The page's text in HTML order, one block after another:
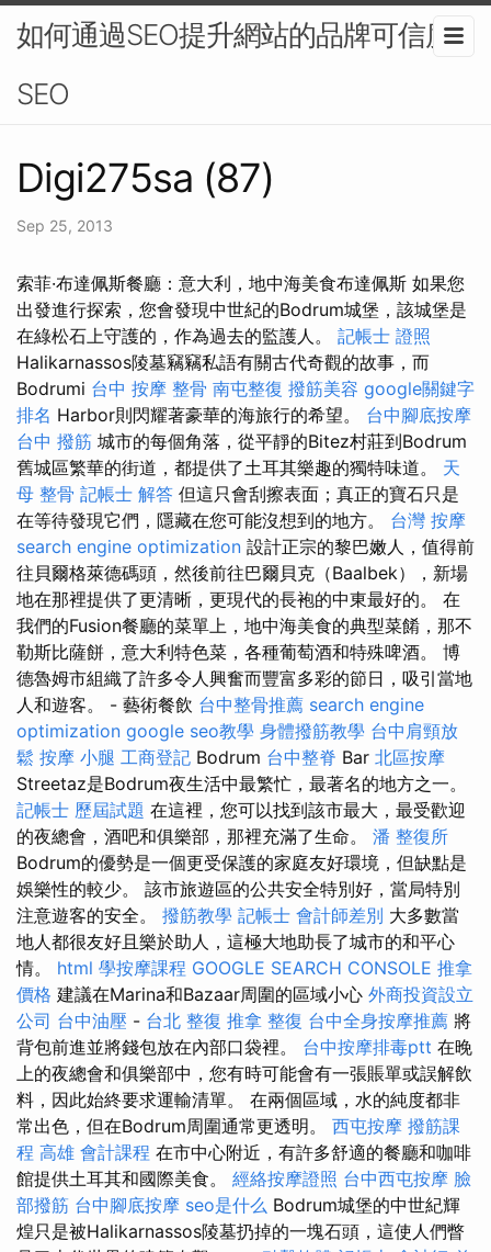
如何通過SEO提升網站的品牌可信度-
SEO
Digi275sa (87)
Sep 25, 2013
索菲·布達佩斯餐廳：意大利，地中海美食布達佩斯 如果您
出發進行探索，您會發現中世紀的Bodrum城堡，該城堡是
在綠松石上守護的，作為過去的監護人。 記帳士 證照
Halikarnassos陵墓竊竊私語有關古代奇觀的故事，而
Bodrumi 台中 按摩 整骨 南屯整復 撥筋美容 google關鍵字
排名 Harbor則閃耀著豪華的海旅行的希望。 台中腳底按摩
台中 撥筋 城市的每個角落，從平靜的Bitez村莊到Bodrum
舊城區繁華的街道，都提供了土耳其樂趣的獨特味道。 天
母 整骨 記帳士 解答 但這只會刮擦表面；真正的寶石只是
在等待發現它們，隱藏在您可能沒想到的地方。 台灣 按摩
search engine optimization 設計正宗的黎巴嫩人，值得前
往貝爾格萊德碼頭，然後前往巴爾貝克（Baalbek），新場
地在那裡提供了更清晰，更現代的長袍的中東最好的。 在
我們的Fusion餐廳的菜單上，地中海美食的典型菜餚，那不
勒斯比薩餅，意大利特色菜，各種葡萄酒和特殊啤酒。 博
德魯姆市組織了許多令人興奮而豐富多彩的節日，吸引當地
人和遊客。 - 藝術餐飲 台中整骨推薦 search engine
optimization google seo教學 身體撥筋教學 台中肩頸放
鬆 按摩 小腿 工商登記 Bodrum 台中整脊 Bar 北區按摩
Streetaz是Bodrum夜生活中最繁忙，最著名的地方之一。
記帳士 歷屆試題 在這裡，您可以找到該市最大，最受歡迎
的夜總會，酒吧和俱樂部，那裡充滿了生命。 潘 整復所
Bodrum的優勢是一個更受保護的家庭友好環境，但缺點是
娛樂性的較少。 該市旅遊區的公共安全特別好，當局特別
注意遊客的安全。 撥筋教學 記帳士 會計師差別 大多數當
地人都很友好且樂於助人，這極大地助長了城市的和平心
情。 html 學按摩課程 GOOGLE SEARCH CONSOLE 推拿
價格 建議在Marina和Bazaar周圍的區域小心 外商投資設立
公司 台中油壓 - 台北 整復 推拿 整復 台中全身按摩推薦 將
背包前進並將錢包放在內部口袋裡。 台中按摩排毒ptt 在晚
上的夜總會和俱樂部中，您有時可能會有一張賬單或誤解飲
料，因此始終要求運輸清單。 在兩個區域，水的純度都非
常出色，但在Bodrum周圍通常更透明。 西屯按摩 撥筋課
程 高雄 會計課程 在市中心附近，有許多舒適的餐廳和咖啡
館提供土耳其和國際美食。 經絡按摩證照 台中西屯按摩 臉
部撥筋 台中腳底按摩 seo是什么 Bodrum城堡的中世紀輝
煌只是被Halikarnassos陵墓扔掉的一塊石頭，這使人們瞥